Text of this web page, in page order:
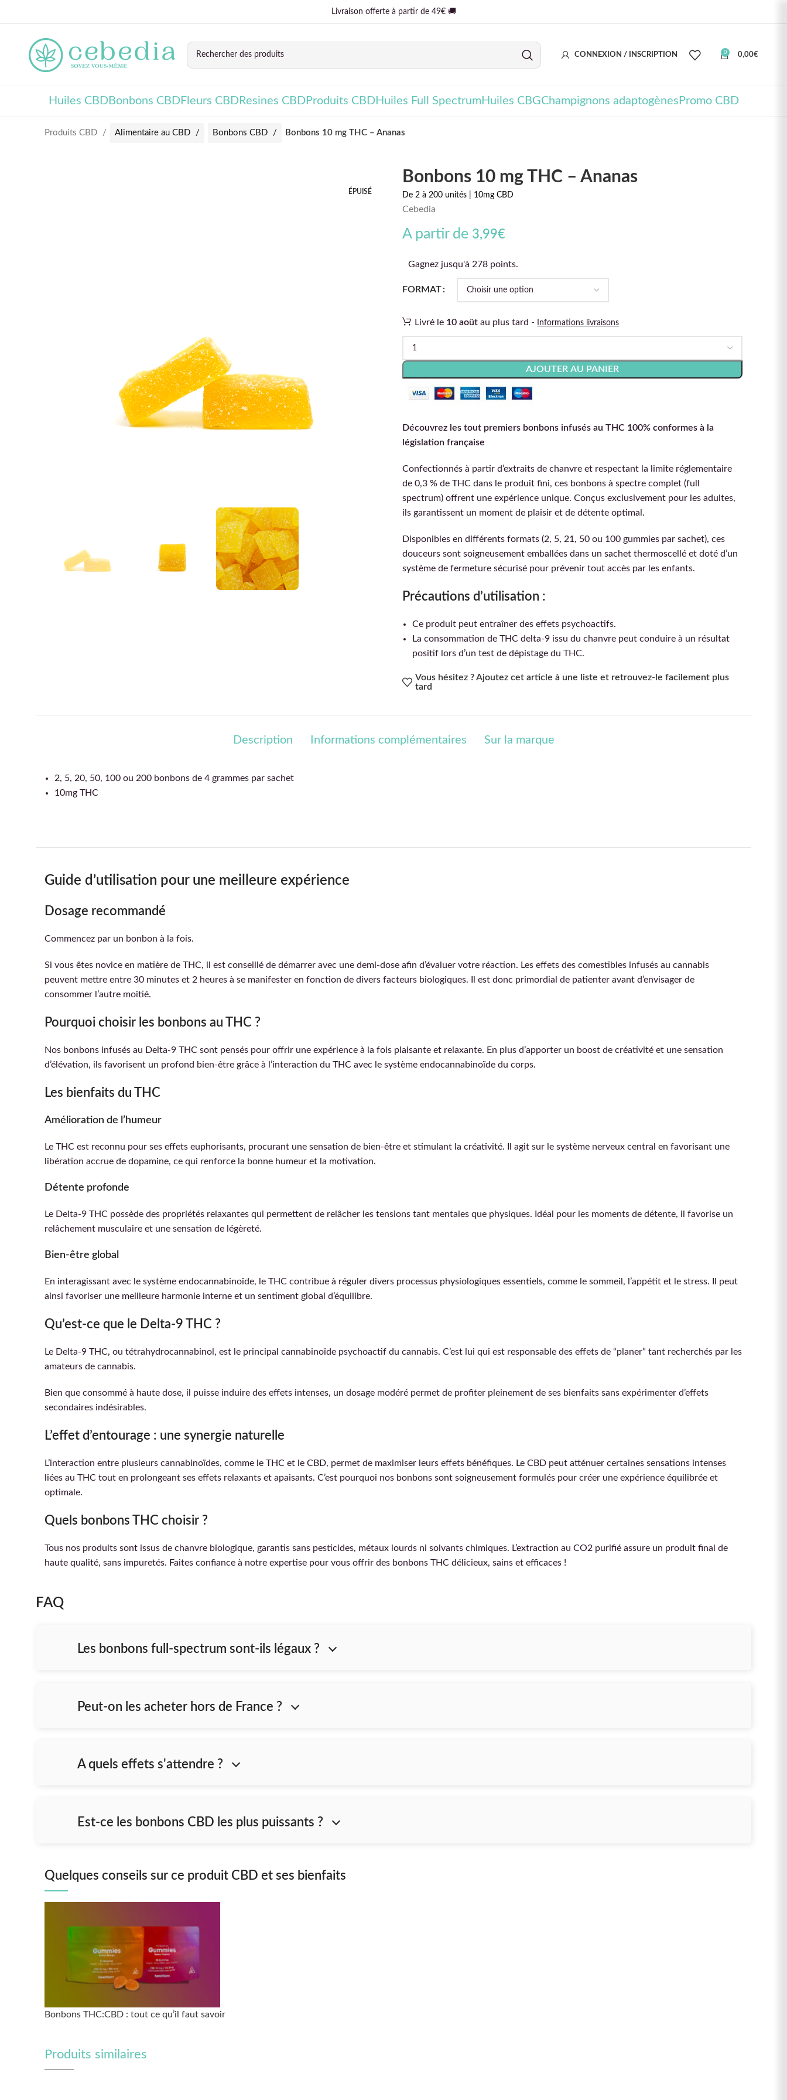
Livraison offerte à partir de 49€ 🚚
CONNEXION / INSCRIPTION 0 0,00€
Huiles CBDBonbons CBDFleurs CBDResines CBDProduits CBDHuiles Full SpectrumHuiles CBGChampignons adaptogènes Promo CBD
Produits CBD Alimentaire au CBD Bonbons CBD Bonbons 10 mg THC – Ananas
ÉPUISÉ
Bonbons 10 mg THC – Ananas
De 2 à 200 unités | 10mg CBD
Cebedia
A partir de 3,99€
Gagnez jusqu'à 278 points.
FORMAT
Livré le 10 août au plus tard - Informations livraisons
AJOUTER AU PANIER
Découvrez les tout premiers bonbons infusés au THC 100% conformes à la
législation française
Confectionnés à partir d’extraits de chanvre et respectant la limite réglementaire
de 0,3 % de THC dans le produit fini, ces bonbons à spectre complet (full
spectrum) offrent une expérience unique. Conçus exclusivement pour les adultes,
ils garantissent un moment de plaisir et de détente optimal.
Disponibles en différents formats (2, 5, 21, 50 ou 100 gummies par sachet), ces
douceurs sont soigneusement emballées dans un sachet thermoscellé et doté d’un
système de fermeture sécurisé pour prévenir tout accès par les enfants.
Précautions d’utilisation :
Ce produit peut entraîner des effets psychoactifs.
La consommation de THC delta-9 issu du chanvre peut conduire à un résultat
positif lors d’un test de dépistage du THC.
Vous hésitez ? Ajoutez cet article à une liste et retrouvez-le facilement plus
tard
Description Informations complémentaires Sur la marque
2, 5, 20, 50, 100 ou 200 bonbons de 4 grammes par sachet
10mg THC
Guide d’utilisation pour une meilleure expérience
Dosage recommandé
Commencez par un bonbon à la fois.
Si vous êtes novice en matière de THC, il est conseillé de démarrer avec une demi-dose afin d’évaluer votre réaction. Les effets des comestibles infusés au cannabis
peuvent mettre entre 30 minutes et 2 heures à se manifester en fonction de divers facteurs biologiques. Il est donc primordial de patienter avant d’envisager de
consommer l’autre moitié.
Pourquoi choisir les bonbons au THC ?
Nos bonbons infusés au Delta-9 THC sont pensés pour offrir une expérience à la fois plaisante et relaxante. En plus d’apporter un boost de créativité et une sensation
d’élévation, ils favorisent un profond bien-être grâce à l’interaction du THC avec le système endocannabinoïde du corps.
Les bienfaits du THC
Amélioration de l’humeur
Le THC est reconnu pour ses effets euphorisants, procurant une sensation de bien-être et stimulant la créativité. Il agit sur le système nerveux central en favorisant une
libération accrue de dopamine, ce qui renforce la bonne humeur et la motivation.
Détente profonde
Le Delta-9 THC possède des propriétés relaxantes qui permettent de relâcher les tensions tant mentales que physiques. Idéal pour les moments de détente, il favorise un
relâchement musculaire et une sensation de légèreté.
Bien-être global
En interagissant avec le système endocannabinoïde, le THC contribue à réguler divers processus physiologiques essentiels, comme le sommeil, l’appétit et le stress. Il peut
ainsi favoriser une meilleure harmonie interne et un sentiment global d’équilibre.
Qu’est-ce que le Delta-9 THC ?
Le Delta-9 THC, ou tétrahydrocannabinol, est le principal cannabinoïde psychoactif du cannabis. C’est lui qui est responsable des effets de “planer” tant recherchés par les
amateurs de cannabis.
Bien que consommé à haute dose, il puisse induire des effets intenses, un dosage modéré permet de profiter pleinement de ses bienfaits sans expérimenter d’effets
secondaires indésirables.
L’effet d’entourage : une synergie naturelle
L’interaction entre plusieurs cannabinoïdes, comme le THC et le CBD, permet de maximiser leurs effets bénéfiques. Le CBD peut atténuer certaines sensations intenses
liées au THC tout en prolongeant ses effets relaxants et apaisants. C’est pourquoi nos bonbons sont soigneusement formulés pour créer une expérience équilibrée et
optimale.
Quels bonbons THC choisir ?
Tous nos produits sont issus de chanvre biologique, garantis sans pesticides, métaux lourds ni solvants chimiques. L’extraction au CO2 purifié assure un produit final de
haute qualité, sans impuretés. Faites confiance à notre expertise pour vous offrir des bonbons THC délicieux, sains et efficaces !
FAQ
Les bonbons full-spectrum sont-ils légaux ?
Peut-on les acheter hors de France ?
A quels effets s'attendre ?
Est-ce les bonbons CBD les plus puissants ?
Quelques conseils sur ce produit CBD et ses bienfaits
Bonbons THC:CBD : tout ce qu’il faut savoir
Produits similaires